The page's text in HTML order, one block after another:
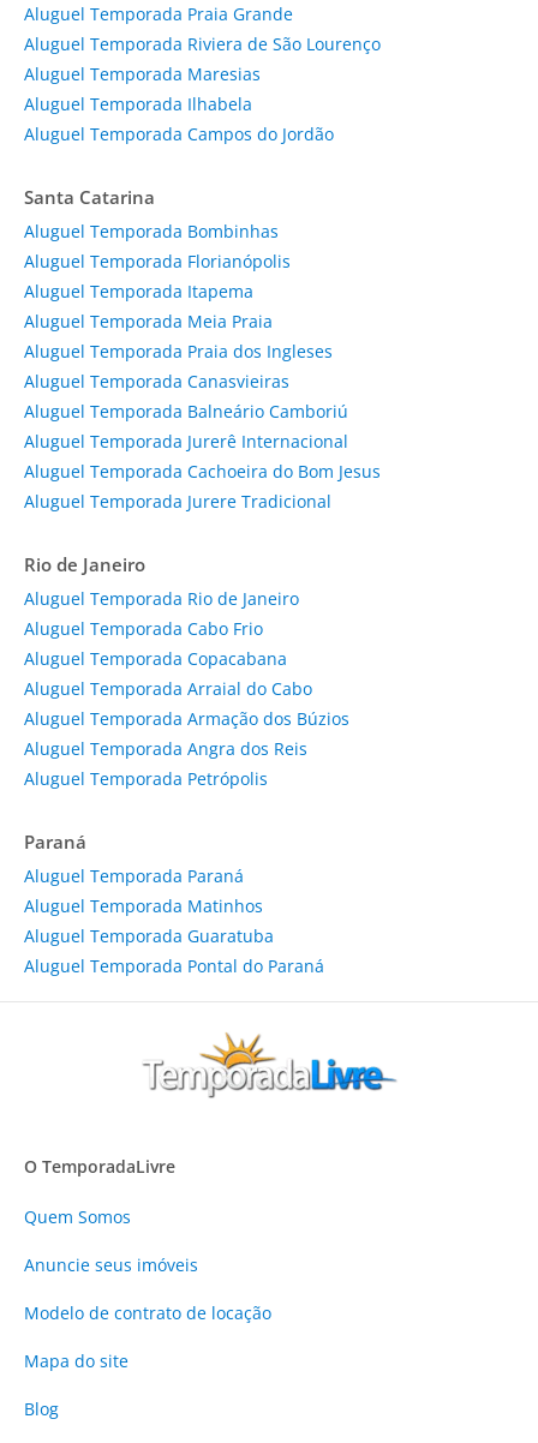
Aluguel Temporada Praia Grande
Aluguel Temporada Riviera de São Lourenço
Aluguel Temporada Maresias
Aluguel Temporada Ilhabela
Aluguel Temporada Campos do Jordão
Santa Catarina
Aluguel Temporada Bombinhas
Aluguel Temporada Florianópolis
Aluguel Temporada Itapema
Aluguel Temporada Meia Praia
Aluguel Temporada Praia dos Ingleses
Aluguel Temporada Canasvieiras
Aluguel Temporada Balneário Camboriú
Aluguel Temporada Jurerê Internacional
Aluguel Temporada Cachoeira do Bom Jesus
Aluguel Temporada Jurere Tradicional
Rio de Janeiro
Aluguel Temporada Rio de Janeiro
Aluguel Temporada Cabo Frio
Aluguel Temporada Copacabana
Aluguel Temporada Arraial do Cabo
Aluguel Temporada Armação dos Búzios
Aluguel Temporada Angra dos Reis
Aluguel Temporada Petrópolis
Paraná
Aluguel Temporada Paraná
Aluguel Temporada Matinhos
Aluguel Temporada Guaratuba
Aluguel Temporada Pontal do Paraná
O TemporadaLivre
Quem Somos
Anuncie seus imóveis
Modelo de contrato de locação
Mapa do site
Blog